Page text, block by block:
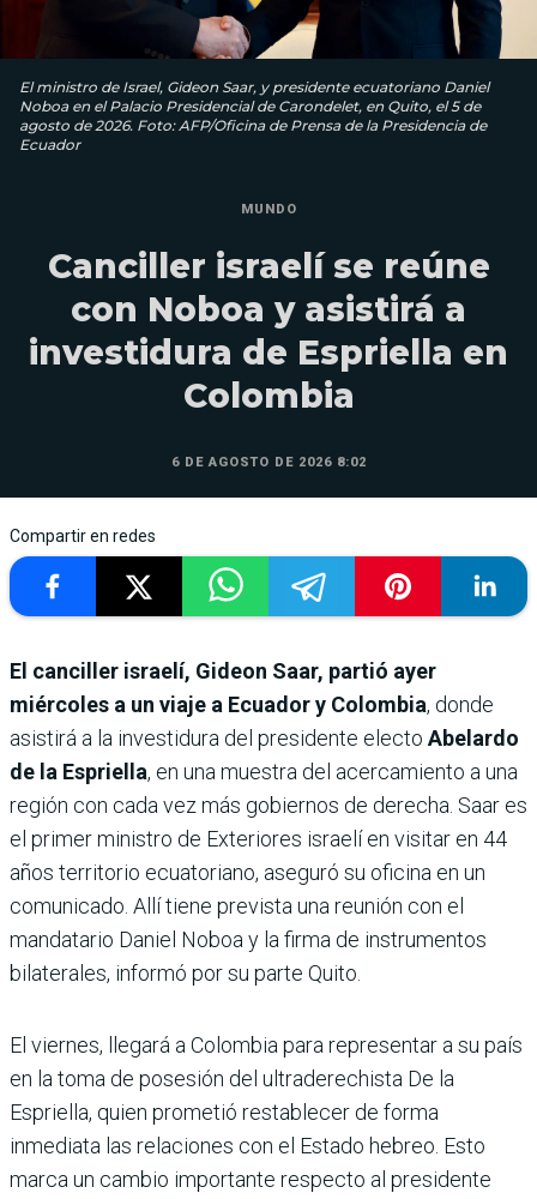
El ministro de Israel, Gideon Saar, y presidente ecuatoriano Daniel
Noboa en el Palacio Presidencial de Carondelet, en Quito, el 5 de
agosto de 2026. Foto: AFP/Oficina de Prensa de la Presidencia de
Ecuador
MUNDO
Canciller israelí se reúne
con Noboa y asistirá a
investidura de Espriella en
Colombia
6 DE AGOSTO DE 2026 8:02
Compartir en redes
El canciller israelí, Gideon Saar, partió ayer
miércoles a un viaje a Ecuador y Colombia, donde
asistirá a la investidura del presidente electo Abelardo
de la Espriella, en una muestra del acercamiento a una
región con cada vez más gobiernos de derecha. Saar es
el primer ministro de Exteriores israelí en visitar en 44
años territorio ecuatoriano, aseguró su oficina en un
comunicado. Allí tiene prevista una reunión con el
mandatario Daniel Noboa y la firma de instrumentos
bilaterales, informó por su parte Quito.
El viernes, llegará a Colombia para representar a su país
en la toma de posesión del ultraderechista De la
Espriella, quien prometió restablecer de forma
inmediata las relaciones con el Estado hebreo. Esto
marca un cambio importante respecto al presidente